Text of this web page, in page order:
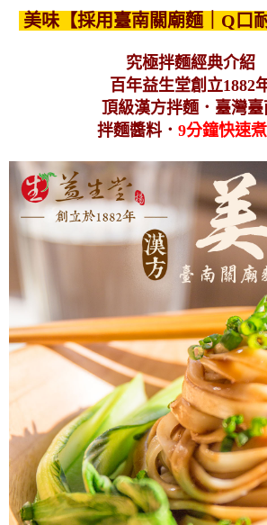
美味【採用臺南關廟麵｜Q口
究極拌麵經典介紹
百年益生堂創立1882
頂級漢方拌麵．臺灣臺
拌麵醬料．9分鐘快速